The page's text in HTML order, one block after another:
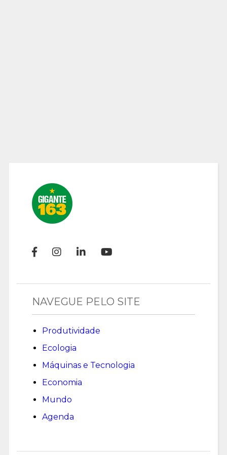
NAVEGUE PELO SITE
Produtividade
Ecologia
Máquinas e Tecnologia
Economia
Mundo
Agenda